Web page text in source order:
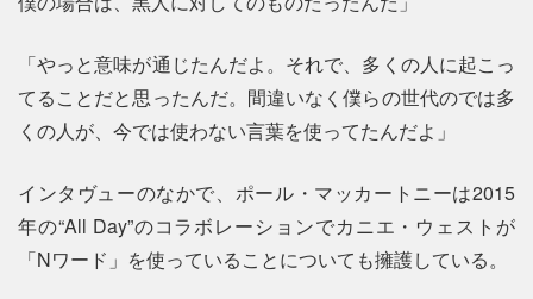
「やっと意味が通じたんだよ。それで、多くの人に起こっ
てることだと思ったんだ。間違いなく僕らの世代のでは多
くの人が、今では使わない言葉を使ってたんだよ」
インタヴューのなかで、ポール・マッカートニーは2015
年の“All Day”のコラボレーションでカニエ・ウェストが
「Nワード」を使っていることについても擁護している。